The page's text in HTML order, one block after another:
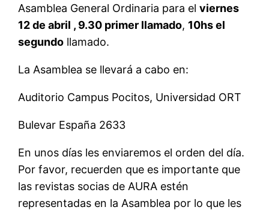
Asamblea General Ordinaria para elviernes
12 de abril , 9.30 primer llamado, 10hs el
segundo llamado.
La Asamblea se llevará a cabo en:
Auditorio Campus Pocitos, Universidad ORT
Bulevar España 2633
En unos días les enviaremos el orden del día.
Por favor, recuerden que es importante que
las revistas socias de AURA estén
representadas en la Asamblea por lo que les